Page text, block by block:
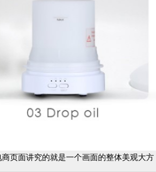
页面讲究的就是一个画面的整体美观大